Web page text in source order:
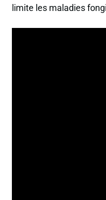
limite les maladies